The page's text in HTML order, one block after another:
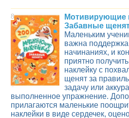
8
Мотивирующие
Забавные
Маленьким
важна
начинаниях, и
приятно
наклейку с
щенят за
задачу или
выполненное упражнение.
прилагаются маленькие
наклейки в виде сердечек,